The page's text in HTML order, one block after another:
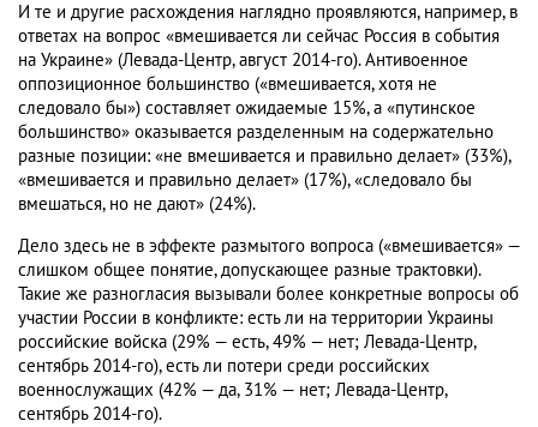
И те и другие расхождения наглядно проявляются, например, в
ответах на вопрос «вмешивается ли сейчас Россия в события
на Украине» (Левада-Центр, август 2014-го). Антивоенное
оппозиционное большинство («вмешивается, хотя не
следовало бы») составляет ожидаемые 15%, а «путинское
большинство» оказывается разделенным на содержательно
разные позиции: «не вмешивается и правильно делает» (33%),
«вмешивается и правильно делает» (17%), «следовало бы
вмешаться, но не дают» (24%).
Дело здесь не в эффекте размытого вопроса («вмешивается» —
слишком общее понятие, допускающее разные трактовки).
Такие же разногласия вызывали более конкретные вопросы об
участии России в конфликте: есть ли на территории Украины
российские войска (29% — есть, 49% — нет; Левада-Центр,
сентябрь 2014-го), есть ли потери среди российских
военнослужащих (42% — да, 31% — нет; Левада-Центр,
сентябрь 2014-го).